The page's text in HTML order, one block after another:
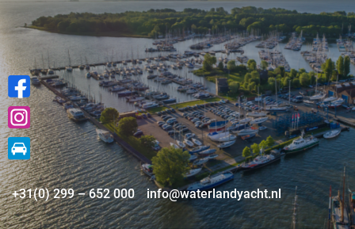
+31(0) 299 – 652 000 info@waterlandyacht.nl